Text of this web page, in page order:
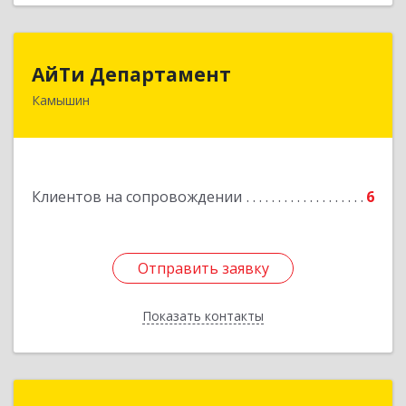
АйТи Департамент
Камышин
Клиентов на сопровождении 6
Отправить заявку
Показать контакты
Отправить заявку
Назад